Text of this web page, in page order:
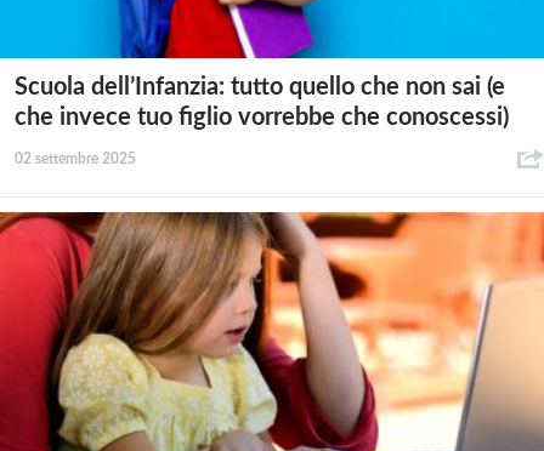
Scuola dell’Infanzia: tutto quello che non sai (e
che invece tuo figlio vorrebbe che conoscessi)
02 settembre 2025